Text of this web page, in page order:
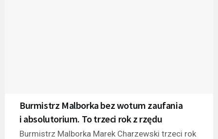
Burmistrz Malborka bez wotum zaufania
i absolutorium. To trzeci rok z rzędu
Burmistrz Malborka Marek Charzewski trzeci rok